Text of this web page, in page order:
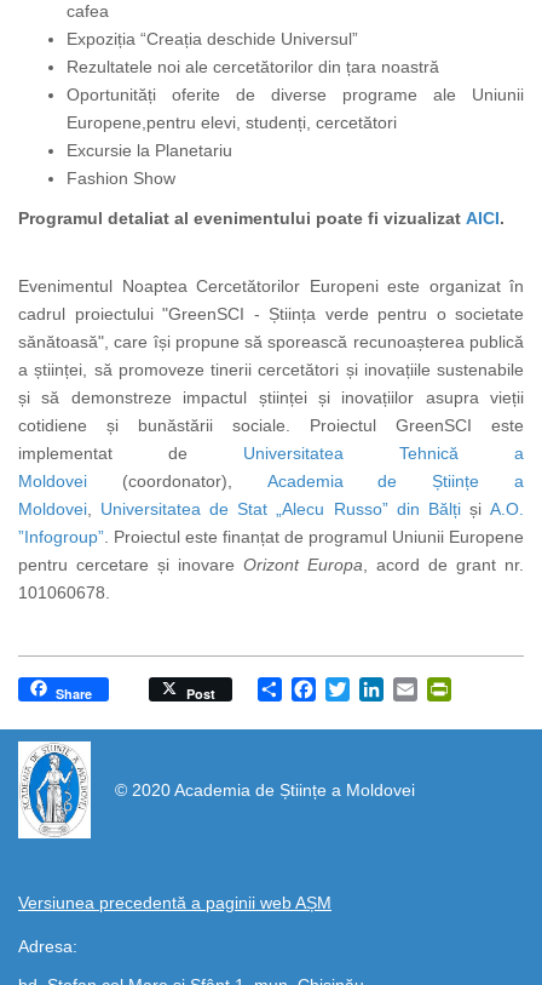
cafea
Expoziția “Creația deschide Universul”
Rezultatele noi ale cercetătorilor din țara noastră
Oportunități oferite de diverse programe ale Uniunii
Europene,pentru elevi, studenți, cercetători
Excursie la Planetariu
Fashion Show
Programul detaliat al evenimentului poate fi vizualizat AICI.
Evenimentul Noaptea Cercetătorilor Europeni este organizat în
cadrul proiectului "GreenSCI - Știința verde pentru o societate
sănătoasă", care își propune să sporească recunoașterea publică
a științei, să promoveze tinerii cercetători și inovațiile sustenabile
și să demonstreze impactul științei și inovațiilor asupra vieții
cotidiene și bunăstării sociale. Proiectul GreenSCI este
implementat de Universitatea Tehnică a
Moldovei (coordonator), Academia de Științe a
Moldovei
Universitatea de Stat „Alecu Russo” din BălțișiA.O.
”Infogroup” . Proiectul este finanțat de programul Uniunii Europene
pentru cercetare și inovare Orizont Europa , acord de grant nr.
101060678.
Share
Share Post Facebook
TwitterLinkedIn
Email
© 2020 Academia de Științe a Moldovei
Versiunea precedentă a paginii web AȘM
Adresa:
https://propletenie.ru/